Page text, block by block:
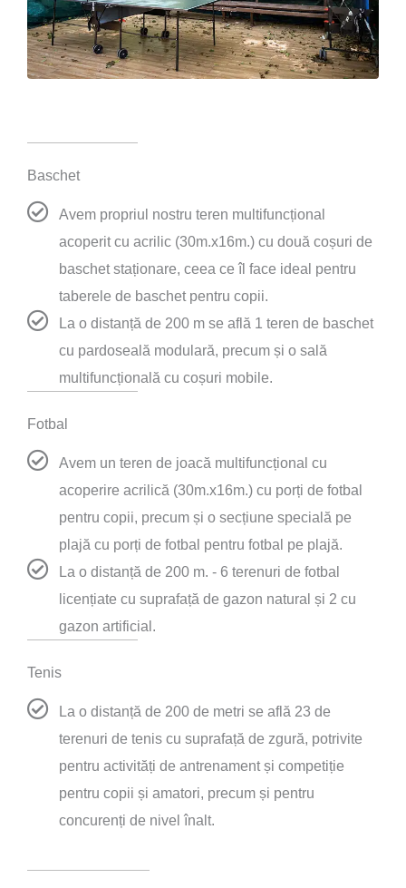
Baschet
Avem propriul nostru teren multifuncțional
acoperit cu acrilic (30m.x16m.) cu două coșuri de
baschet staționare, ceea ce îl face ideal pentru
taberele de baschet pentru copii.
La o distanță de 200 m se află 1 teren de baschet
cu pardoseală modulară, precum și o sală
multifuncțională cu coșuri mobile.
Fotbal
Avem un teren de joacă multifuncțional cu
acoperire acrilică (30m.x16m.) cu porți de fotbal
pentru copii, precum și o secțiune specială pe
plajă cu porți de fotbal pentru fotbal pe plajă.
La o distanță de 200 m. - 6 terenuri de fotbal
licențiate cu suprafață de gazon natural și 2 cu
gazon artificial.
Tenis
La o distanță de 200 de metri se află 23 de
terenuri de tenis cu suprafață de zgură, potrivite
pentru activități de antrenament și competiție
pentru copii și amatori, precum și pentru
concurenți de nivel înalt.